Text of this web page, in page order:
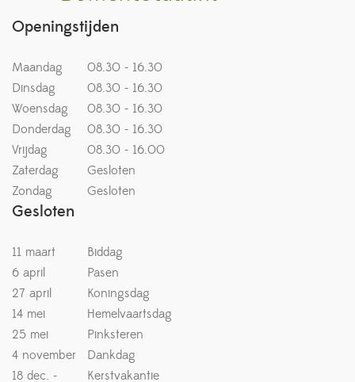
Openingstijden
Maandag
08.30 - 16.30
Dinsdag
08.30 - 16.30
Woensdag
08.30 - 16.30
Donderdag
08.30 - 16.30
Vrijdag
08.30 - 16.00
Zaterdag
Gesloten
Zondag
Gesloten
Gesloten
11 maart
Biddag
6 april
Pasen
27 april
Koningsdag
14 mei
Hemelvaartsdag
25 mei
Pinksteren
4 november
Dankdag
18 dec. -
Kerstvakantie